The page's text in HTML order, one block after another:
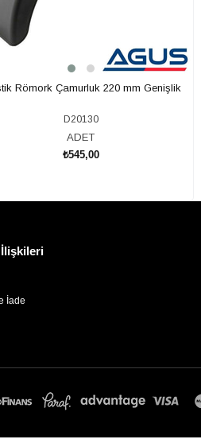
Römork Çamurluk 220 mm Genişlik
D20130
ADET
₺545,00
İade